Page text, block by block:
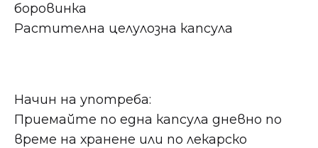
боровинка
Растителна целулозна капсула
Начин на употреба:
Приемайте по една капсула дневно по
време на хранене или по лекарско